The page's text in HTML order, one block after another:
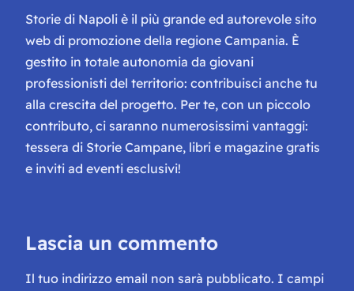
Storie di Napoli è il più grande ed autorevole sito
web di promozione della regione Campania. È
gestito in totale autonomia da giovani
professionisti del territorio: contribuisci anche tu
alla crescita del progetto. Per te, con un piccolo
contributo, ci saranno numerosissimi vantaggi:
tessera di Storie Campane, libri e magazine gratis
e inviti ad eventi esclusivi!
Lascia un commento
Il tuo indirizzo email non sarà pubblicato. I campi